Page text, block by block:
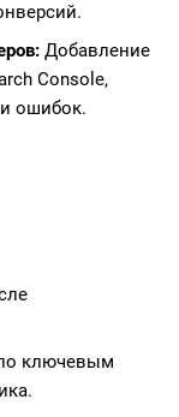
Добавление
Console,
ошибок.
ключевым